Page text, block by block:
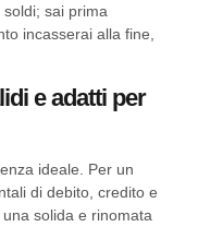
sai prima
incasserai alla fine,
e adatti per
ideale. Per un
di debito, credito e
solida e rinomata